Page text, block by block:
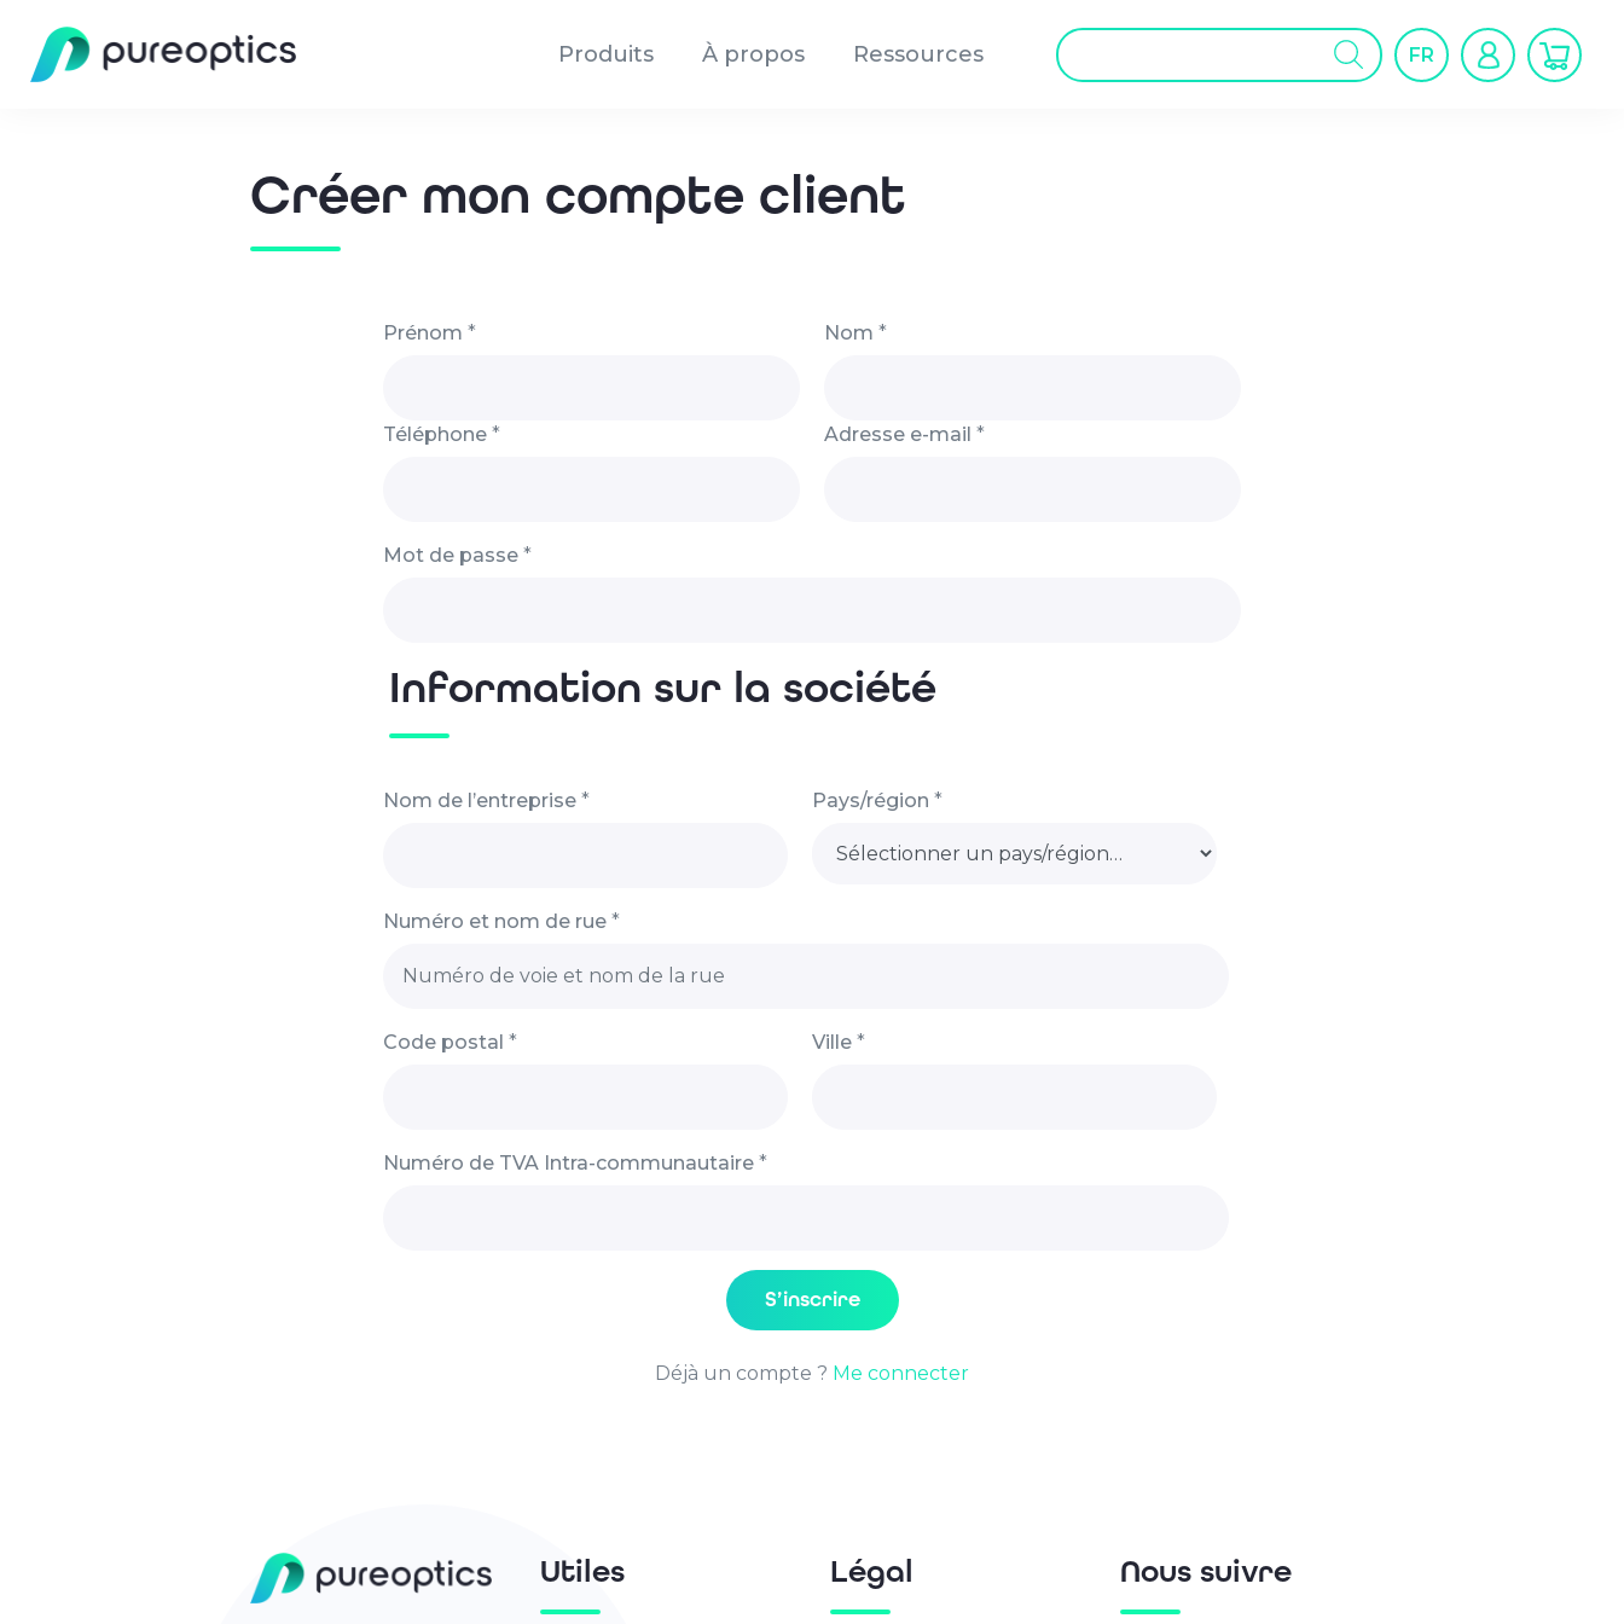
Produits À propos Ressources
Recherche
de
produits
FR
Créer mon compte client
Prénom * Nom *
Téléphone * Adresse e-mail *
Mot de passe *
Information sur la société
Nom de l’entreprise * Pays/région *
Numéro et nom de rue *
Code postal * Ville *
Numéro de TVA Intra-communautaire *
S’inscrire
Déjà un compte ? Me connecter
Utiles Légal Nous suivre